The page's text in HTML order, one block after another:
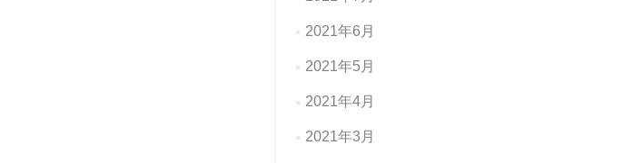
2021年6月
2021年5月
2021年4月
2021年3月